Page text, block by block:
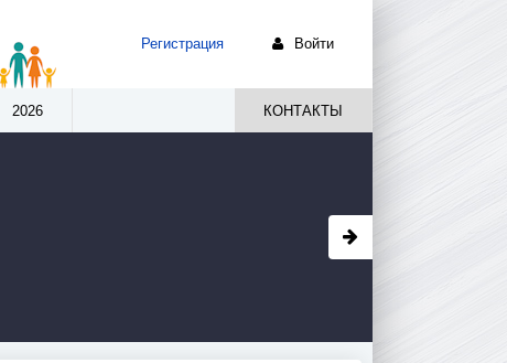
Регистрация Войти
2026 КОНТАКТЫ